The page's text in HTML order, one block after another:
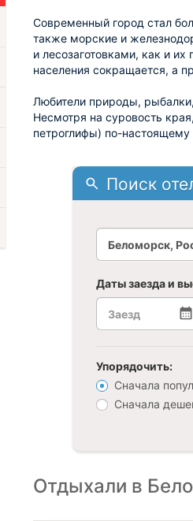
Современный город стал
также морские и
и лесозаготовками, как и
населения сокращается, а
Любители природы,
Несмотря на суровость
петроглифы) по-настоящему
Поиск
Даты заезда и
Упорядочить:
Сначала
Сначала
Отдыхали в